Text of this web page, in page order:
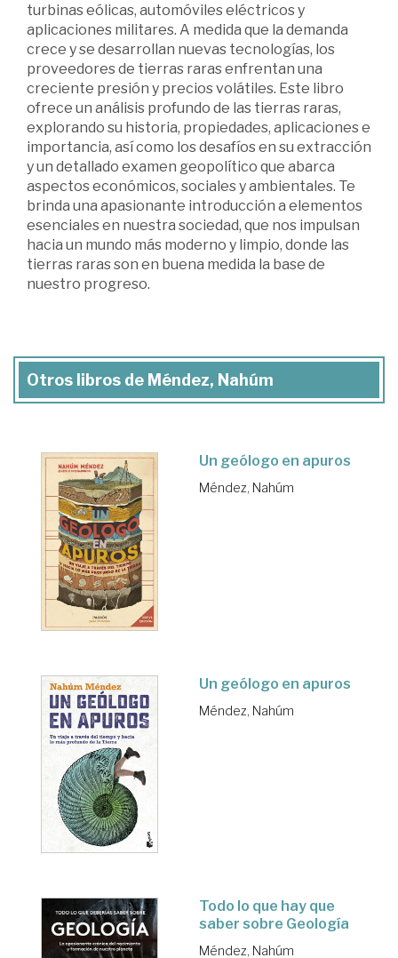
turbinas eólicas, automóviles eléctricos y
aplicaciones militares. A medida que la demanda
crece y se desarrollan nuevas tecnologías, los
proveedores de tierras raras enfrentan una
creciente presión y precios volátiles. Este libro
ofrece un análisis profundo de las tierras raras,
explorando su historia, propiedades, aplicaciones e
importancia, así como los desafíos en su extracción
y un detallado examen geopolítico que abarca
aspectos económicos, sociales y ambientales. Te
brinda una apasionante introducción a elementos
esenciales en nuestra sociedad, que nos impulsan
hacia un mundo más moderno y limpio, donde las
tierras raras son en buena medida la base de
nuestro progreso.
Otros libros de Méndez, Nahúm
Un geólogo en apuros
Méndez, Nahúm
Un geólogo en apuros
Méndez, Nahúm
Todo lo que hay que
saber sobre Geología
Méndez, Nahúm